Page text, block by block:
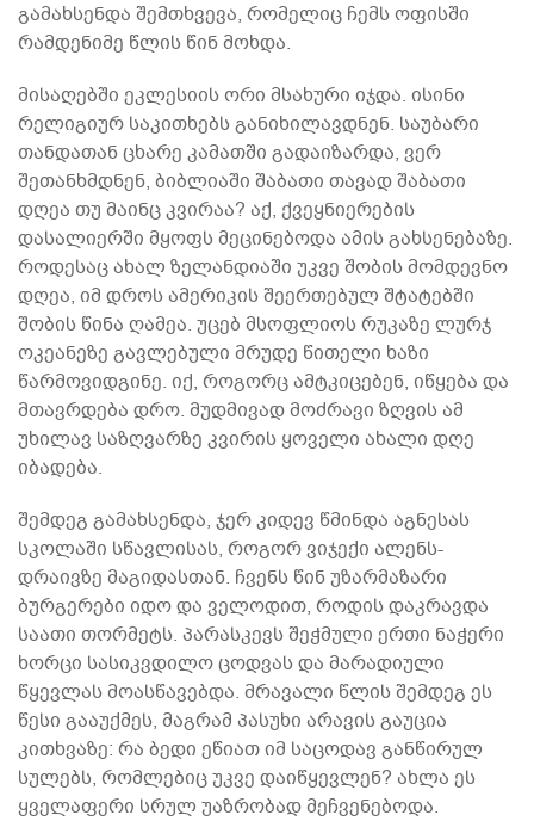
გამახსენდა შემთხვევა, რომელიც ჩემს ოფისში
რამდენიმე წლის წინ მოხდა.
მისაღებში ეკლესიის ორი მსახური იჯდა. ისინი
რელიგიურ საკითხებს განიხილავდნენ. საუბარი
თანდათან ცხარე კამათში გადაიზარდა, ვერ
შეთანხმდნენ, ბიბლიაში შაბათი თავად შაბათი
დღეა თუ მაინც კვირაა? აქ, ქვეყნიერების
დასალიერში მყოფს მეცინებოდა ამის გახსენებაზე.
როდესაც ახალ ზელანდიაში უკვე შობის მომდევნო
დღეა, იმ დროს ამერიკის შეერთებულ შტატებში
შობის წინა ღამეა. უცებ მსოფლიოს რუკაზე ლურჯ
ოკეანეზე გავლებული მრუდე წითელი ხაზი
წარმოვიდგინე. იქ, როგორც ამტკიცებენ, იწყება და
მთავრდება დრო. მუდმივად მოძრავი ზღვის ამ
უხილავ საზღვარზე კვირის ყოველი ახალი დღე
იბადება.
შემდეგ გამახსენდა, ჯერ კიდევ წმინდა აგნესას
სკოლაში სწავლისას, როგორ ვიჯექი ალენს-
დრაივზე მაგიდასთან. ჩვენს წინ უზარმაზარი
ბურგერები იდო და ველოდით, როდის დაკრავდა
საათი თორმეტს. პარასკევს შეჭმული ერთი ნაჭერი
ხორცი სასიკვდილო ცოდვას და მარადიული
წყევლას მოასწავებდა. მრავალი წლის შემდეგ ეს
წესი გააუქმეს, მაგრამ პასუხი არავის გაუცია
კითხვაზე: რა ბედი ეწიათ იმ საცოდავ განწირულ
სულებს, რომლებიც უკვე დაიწყევლენ? ახლა ეს
ყველაფერი სრულ უაზრობად მეჩვენებოდა.